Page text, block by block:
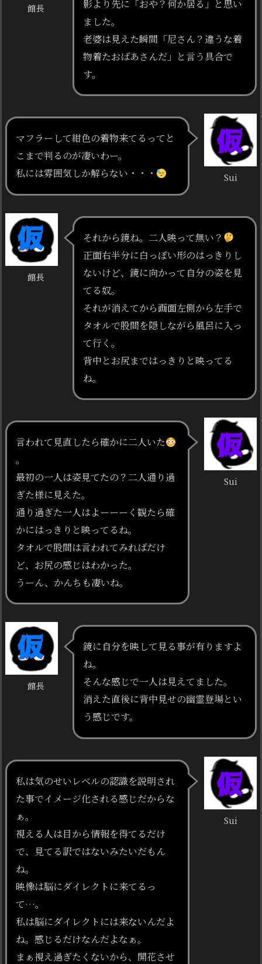
館長
影より先に「おや？何か居る」と思い
ました。
老婆は見えた瞬間「尼さん？違うな着
物着たおばあさんだ」と言う具合で
す。
Sui
マフラーして紺色の着物来てるってと
こまで判るのが凄いわー。
私には雰囲気しか解らない・・・
館長
それから鏡ね。二人映って無い？
正面右半分に白っぽい形のはっきりし
ないけど、鏡に向かって自分の姿を見
てる奴。
それが消えてから画面左側から左手で
タオルで股間を隠しながら風呂に入っ
て行く。
背中とお尻まではっきりと映ってる
ね。
Sui
言われて見直したら確かに二人いた
。
最初の一人は姿見てたの？二人通り過
ぎた様に見えた。
通り過ぎた一人はよーーーく観たら確
かにはっきりと映ってるね。
タオルで股間は言われてみればだけ
ど、お尻の感じはわかった。
うーん、かんちも凄いね。
館長
鏡に自分を映して見る事が有りますよ
ね。
そんな感じで一人は見えてました。
消えた直後に背中見せの幽霊登場とい
う感じです。
Sui
私は気のせいレベルの認識を説明され
た事でイメージ化される感じだからな
ぁ。
視える人は目から情報を得てるだけ
で、見てる訳ではないみたいだもん
ね。
映像は脳にダイレクトに来てるっ
て…。
私は脳にダイレクトには来ないんだよ
ね。感じるだけなんだよなぁ。
まぁ視え過ぎたくないから、開花させ